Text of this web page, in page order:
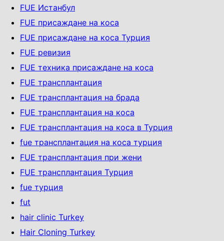
FUE Истанбул
FUE присаждане на коса
FUE присаждане на коса Турция
FUE ревизия
FUE техника присаждане на коса
FUE трансплантация
FUE трансплантация на брада
FUE трансплантация на коса
FUE трансплантация на коса в Турция
fue трансплантация на коса турция
FUE трансплантация при жени
FUE трансплантация Турция
fue турция
fut
hair clinic Turkey
Hair Cloning Turkey